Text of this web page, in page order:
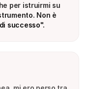
per istruirmi su
Non è
successo".